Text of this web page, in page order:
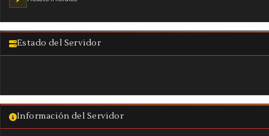
Estado del Servidor
Información del Servidor